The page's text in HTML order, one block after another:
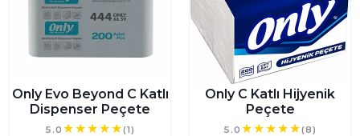
Only Evo Beyond C Katlı
Dispenser Peçete
5.0 (1)
Only C Katlı Hijyenik
Peçete
5.0 (8)